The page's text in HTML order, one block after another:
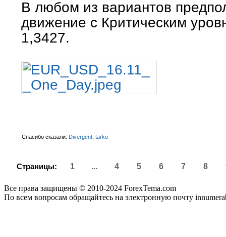
В любом из вариантов
движение с Критическим
1,3427.
Спасибо сказали: Divergent tarko
Страницы: 1 ... 4 5 6 7 8
Все права защищены © 2010-2024 ForexTema.com
По всем вопросам обращайтесь на электронную почту